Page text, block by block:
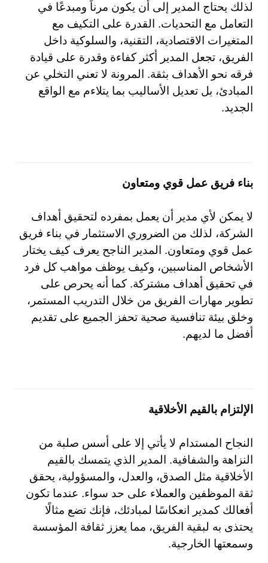
لذلك يحتاج المدير إلى أن يكون مرناً ومبدعًا في
التعامل مع التحديات. القدرة على التكيف مع
المتغيرات الاقتصادية، التقنية، والسلوكية داخل
الفريق، تجعل المدير أكثر كفاءة وقدرة على قيادة
فرقه نحو الأهداف بثقة. المرونة لا تعني التخلي عن
المبادئ، بل تعديل الأساليب بما يتلاءم مع الواقع
الجديد.
بناء فريق عمل قوي ومتعاون
لا يمكن لأي مدير أن يعمل بمفرده لتحقيق أهداف
الشركة، لذلك من الضروري الاستثمار في بناء فريق
عمل قوي ومتعاون. المدير الناجح يعرف كيف يختار
الأشخاص المناسبين، وكيف يوظف مواهب كل فرد
في تحقيق أهداف مشتركة. كما أنه يحرص على
تطوير مهارات الفريق من خلال التدريب المستمر،
وخلق بيئة تنافسية صحية تحفز الجميع على تقديم
أفضل ما لديهم.
الإلتزام بالقيم الأخلاقية
النجاح المستدام لا يأتي إلا على أسس صلبة من
النزاهة والشفافية. المدير الذي يتمسك بالقيم
الأخلاقية مثل الصدق، والعدل، والمسؤولية، يحقق
ثقة الموظفين والعملاء على حد سواء. عندما تكون
أفعالك كمدير انعكاسًا لمبادئك، فإنك تضع مثالًا
يحتذى به لبقية الفريق، مما يعزز ثقافة المؤسسة
وسمعتها الخارجية.